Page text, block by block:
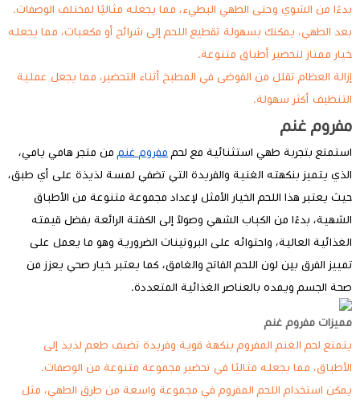
بدءًا من الشوي وحتى الطهي البطيء، مما يجعله مثاليًا لمختلف الوصفات.
بعد الطهي، يمكنك بسهولة تقطيع اللحم إلى شرائح أو مكعبات، مما يجعله
خيار ممتاز لتحضير أطباق متنوعة.
إزالة العظام تقلل من الفوضى في المطبخ أثناء التحضير، مما يجعل عملية
التنظيف أكثر سهولة.
مفروم غنم
استمتع بتجربة طهي استثنائية مع لحم مفروم غنم من متجر هامي يامي،
الذي يتميز بنكهته الغنية والفريدة التي تضفي لمسة لذيذة على أي طبق،
حيث يعتبر هذا اللحم الخيار الأمثل لإعداد مجموعة متنوعة من الأطباق
الشهية، بدءًا من الكباب الشهي وصولاً إلى الكفتة الرائعة بفضل قيمته
الغذائية العالية، واحتوائه على البروتينات الضرورية وهو ما يعمل على
تمييز الفرق بين لون اللحم الفاتح والغامق، كما يعتبر خيار صحي يعزز من
صحة الجسم ويمده بالعناصر الغذائية المتعددة.
مميزات مفروم غنم
يتمتع لحم الغنم المفروم بنكهة قوية وفريدة تضيف طعم لذيذ إلى
الأطباق، مما يجعله مثاليًا في تحضير مجموعة متنوعة من الوصفات.
يمكن استخدام اللحم المفروم في مجموعة واسعة من طرق الطهي، مثل